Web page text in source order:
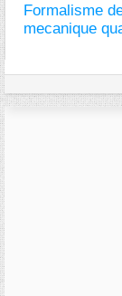
Formalisme
mecanique